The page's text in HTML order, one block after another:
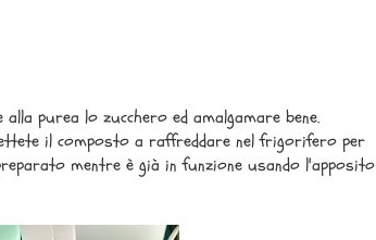
purea lo zucchero ed amalgamare bene.
il composto a raffreddare nel frigorifero per
mentre è già in funzione usando l'apposito